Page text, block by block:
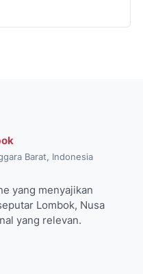
Barat, Indonesia
yang menyajikan
Lombok, Nusa
yang relevan.